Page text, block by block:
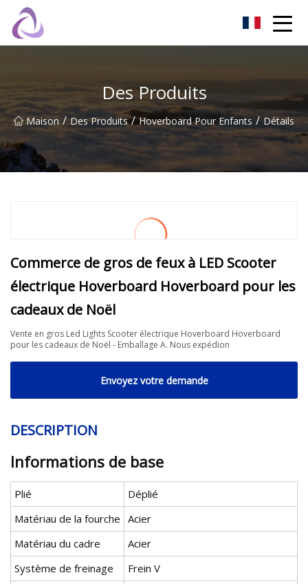
Des Produits
Maison / Des Produits / Hoverboard Pour Enfants / Détails
Commerce de gros de feux à LED Scooter
électrique Hoverboard Hoverboard pour les
cadeaux de Noël
Vente en gros Led Lights Scooter électrique Hoverboard Hoverboard
pour les cadeaux de Noël - Emballage A. Nous expédion
Envoyez votre demande
DESCRIPTION
Informations de base
Plié
Déplié
Matériau de la fourche Acier
Matériau du cadre
Acier
Système de freinage
Frein V